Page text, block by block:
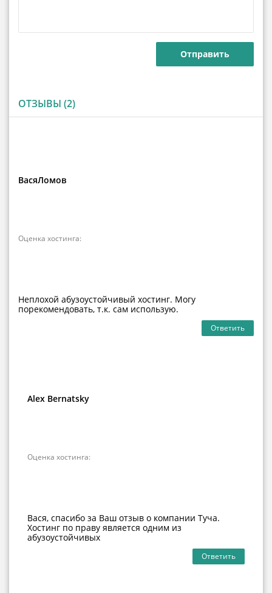
ОТЗЫВЫ (2)
ВасяЛомов
Оценка хостинга:
Неплохой абузоустойчивый хостинг. Могу
порекомендовать, т.к. сам использую.
Ответить
Alex Bernatsky
Оценка хостинга:
Вася, спасибо за Ваш отзыв о компании Туча.
Хостинг по праву является одним из
абузоустойчивых
Ответить